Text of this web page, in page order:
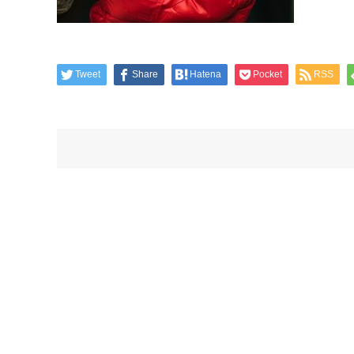
Tweet Share Hatena Pocket RSS